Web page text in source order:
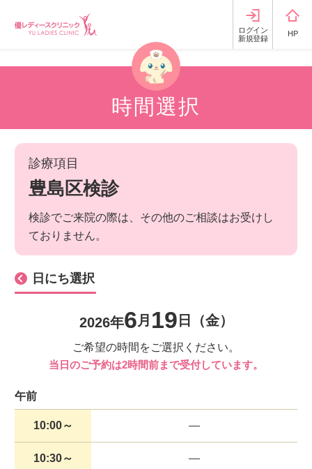
ログイン
新規登録
HP
時間選択
診療項目
豊島区検診
検診でご来院の際は、その他のご相談はお受けし
ておりません。
日にち選択
2026年6 月 19 日 （金）
ご希望の時間をご選択ください。
当日のご予約は2時間前まで受付しています。
午前
10:00～
10:30～